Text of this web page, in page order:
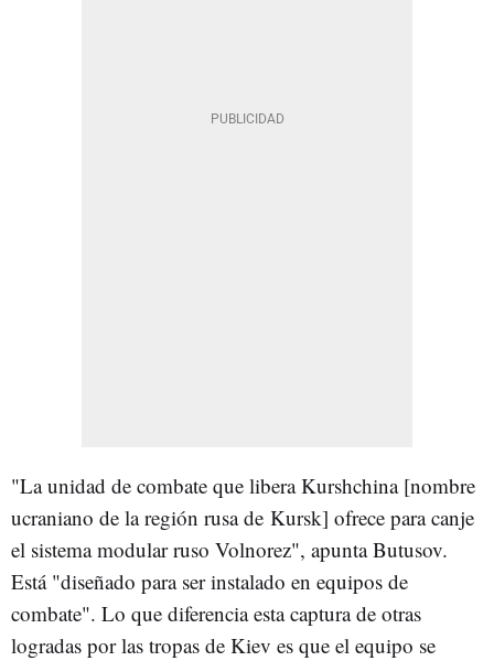
"La unidad de combate que libera Kurshchina [nombre
ucraniano de la región rusa de Kursk] ofrece para canje
el sistema modular ruso Volnorez", apunta Butusov.
Está "diseñado para ser instalado en equipos de
combate". Lo que diferencia esta captura de otras
logradas por las tropas de Kiev es que el equipo se